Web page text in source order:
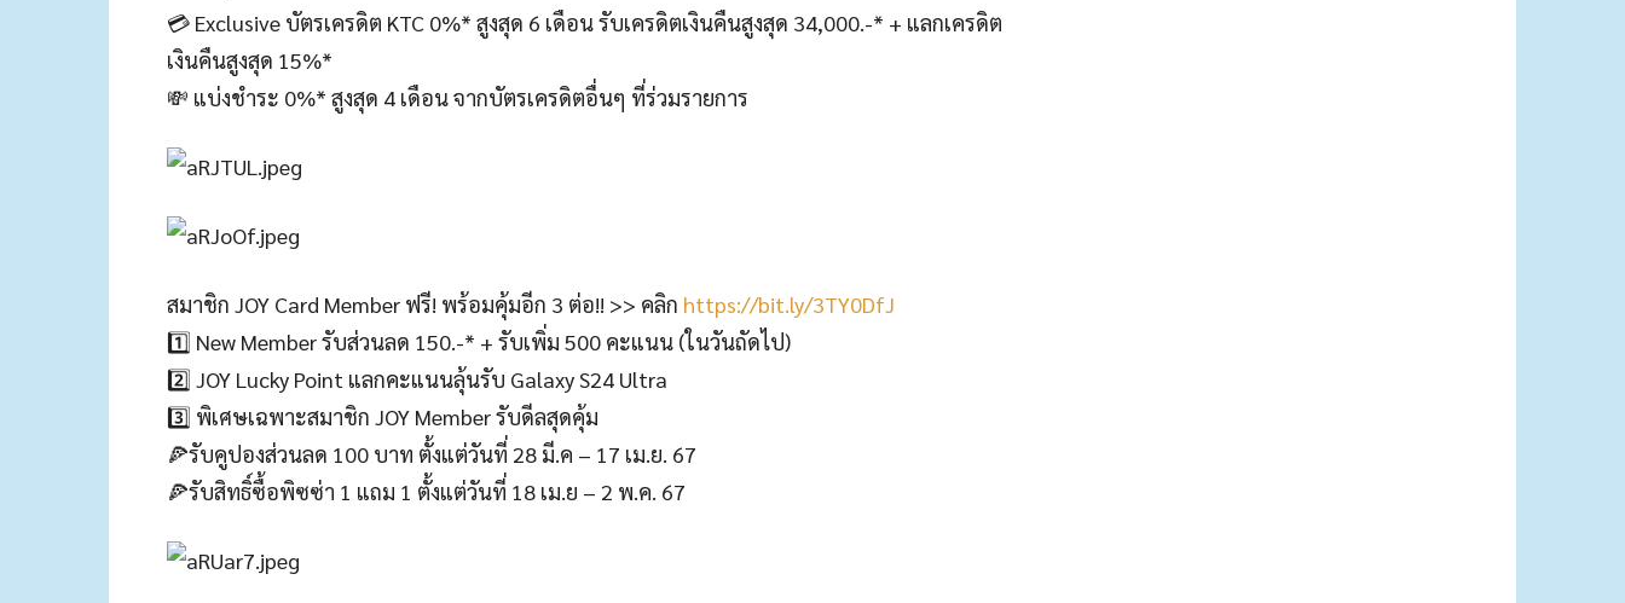
💳 Exclusive บัตรเครดิต KTC 0%* สูงสุด 6 เดือน รับเครดิตเงินคืนสูงสุด 34,000.-* + แลกเครดิต
เงินคืนสูงสุด 15%*
💸 แบ่งชำระ 0%* สูงสุด 4 เดือน จากบัตรเครดิตอื่นๆ ที่ร่วมรายการ
สมาชิก JOY Card Member ฟรี! พร้อมคุ้มอีก 3 ต่อ!! >> คลิก https://bit.ly/3TY0DfJ
1️⃣ New Member รับส่วนลด 150.-* + รับเพิ่ม 500 คะแนน (ในวันถัดไป)
2️⃣ JOY Lucky Point แลกคะแนนลุ้นรับ Galaxy S24 Ultra
3️⃣ พิเศษเฉพาะสมาชิก JOY Member รับดีลสุดคุ้ม
🍕รับคูปองส่วนลด 100 บาท ตั้งแต่วันที่ 28 มี.ค – 17 เม.ย. 67
🍕รับสิทธิ์ซื้อพิซซ่า 1 แถม 1 ตั้งแต่วันที่ 18 เม.ย – 2 พ.ค. 67